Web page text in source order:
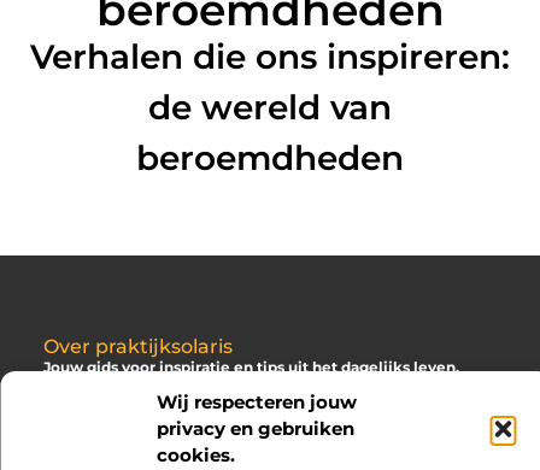
Wij respecteren jouw
privacy en gebruiken
cookies.
Verhalen die ons inspireren:
de wereld van
beroemdheden
Over praktijksolaris
Jouw gids voor inspiratie en tips uit het dagelijks leven.
om het meeste uit elke dag te halen, met praktische adviezen
en verrassende inzichten.